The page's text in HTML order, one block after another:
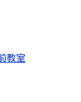
教室